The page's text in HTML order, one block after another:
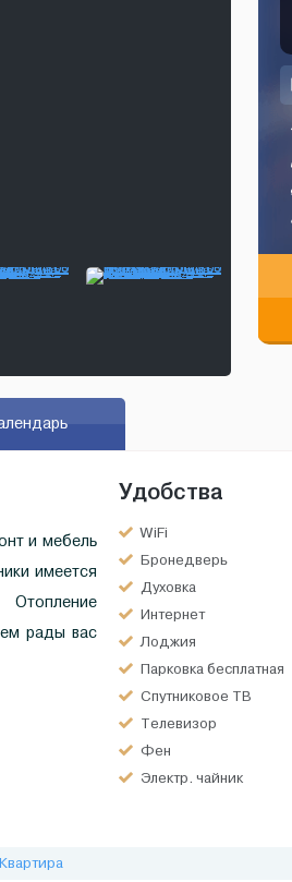
и мебель
имеется
рады вас
Удобства
WiFi
Бронедверь
Духовка
Интернет
Лоджия
Парковка бесплатная
Спутниковое ТВ
Телевизор
Фен
Электр. чайник
Квартира